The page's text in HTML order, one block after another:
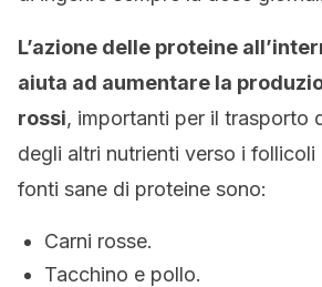
L’azione delle proteine
aiuta ad aumentare la
rossi, importanti per il trasporto
degli altri nutrienti verso i follicoli
fonti sane di proteine sono:
Carni rosse.
Tacchino e pollo.